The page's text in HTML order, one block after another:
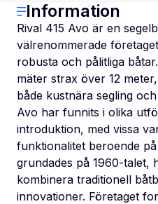
Information
Rival 415 Avo är en
välrenommerade
robusta och pålitliga
mäter strax över 12
både kustnära segling
Avo har funnits i olika
introduktion, med vissa
funktionalitet beroende
grundades på 1960-talet,
kombinera traditionell
innovationer. Företaget